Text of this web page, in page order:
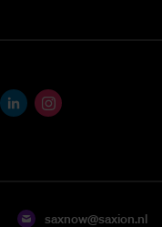
saxnow@saxion.nl